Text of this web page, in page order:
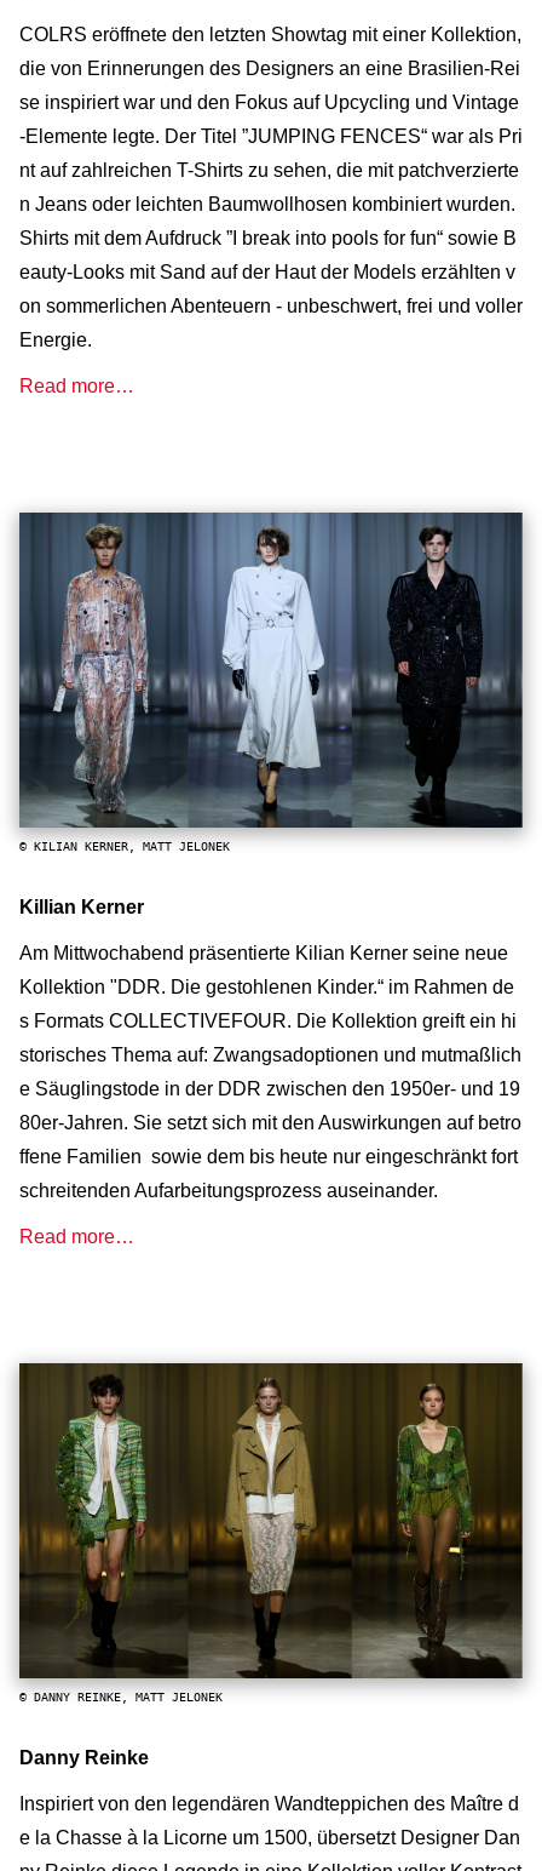
COLRS eröffnete den letzten Showtag mit einer Kollektion,
die von Erinnerungen des Designers an eine Brasilien-Rei
se inspiriert war und den Fokus auf Upcycling und Vintage
-Elemente legte. Der Titel ”JUMPING FENCES“ war als Pri
nt auf zahlreichen T-Shirts zu sehen, die mit patchverzierte
n Jeans oder leichten Baumwollhosen kombiniert wurden.
Shirts mit dem Aufdruck ”I break into pools for fun“ sowie B
eauty-Looks mit Sand auf der Haut der Models erzählten v
on sommerlichen Abenteuern - unbeschwert, frei und voller
Energie.
Read more…
© KILIAN KERNER, MATT JELONEK
Killian Kerner
Am Mittwochabend präsentierte Kilian Kerner seine neue
Kollektion "DDR. Die gestohlenen Kinder.“ im Rahmen de
s Formats COLLECTIVEFOUR. Die Kollektion greift ein hi
storisches Thema auf: Zwangsadoptionen und mutmaßlich
e Säuglingstode in der DDR zwischen den 1950er- und 19
80er-Jahren. Sie setzt sich mit den Auswirkungen auf betro
ffene Familien sowie dem bis heute nur eingeschränkt fort
schreitenden Aufarbeitungsprozess auseinander.
Read more…
© DANNY REINKE, MATT JELONEK
Danny Reinke
Inspiriert von den legendären Wandteppichen des Maître d
e la Chasse à la Licorne um 1500, übersetzt Designer Dan